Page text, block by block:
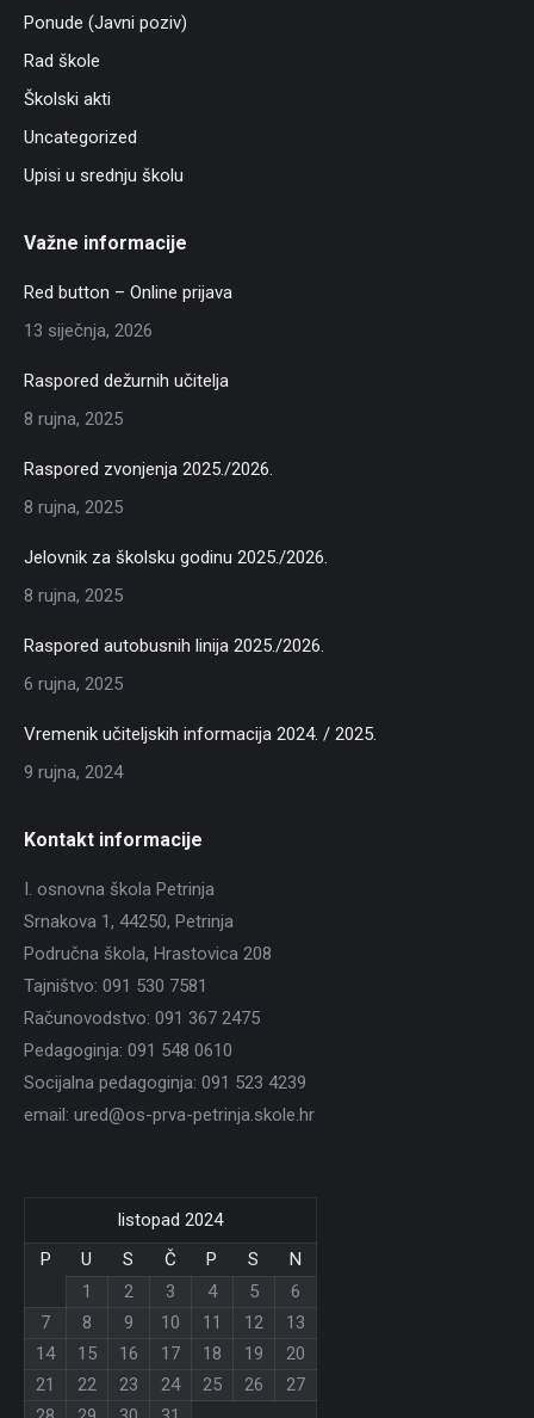
Ponude (Javni poziv)
Rad škole
Školski akti
Uncategorized
Upisi u srednju školu
Važne informacije
Red button – Online prijava
13 siječnja, 2026
Raspored dežurnih učitelja
8 rujna, 2025
Raspored zvonjenja 2025./2026.
8 rujna, 2025
Jelovnik za školsku godinu 2025./2026.
8 rujna, 2025
Raspored autobusnih linija 2025./2026.
6 rujna, 2025
Vremenik učiteljskih informacija 2024. / 2025.
9 rujna, 2024
Kontakt informacije
I. osnovna škola Petrinja
Srnakova 1, 44250, Petrinja
Područna škola, Hrastovica 208
Tajništvo: 091 530 7581
Računovodstvo: 091 367 2475
Pedagoginja: 091 548 0610
Socijalna pedagoginja: 091 523 4239
email: ured@os-prva-petrinja.skole.hr
listopad 2024
P
U S Č P S
N
1
2 3 4 5
6
7
8 9 10 11 12
13
14
15 16 17 18 19
20
21
22 23 24 25 26
27